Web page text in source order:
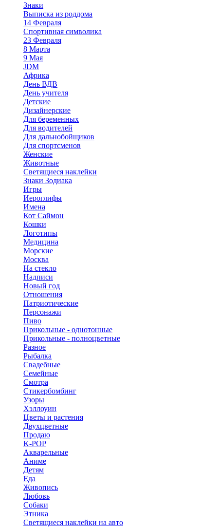
Знаки
Выписка из роддома
14 Февраля
Спортивная символика
23 Февраля
8 Марта
9 Мая
JDM
Африка
День ВДВ
День учителя
Детские
Дизайнерские
Для беременных
Для водителей
Для дальнобойщиков
Для спортсменов
Женские
Животные
Светящиеся наклейки
Знаки Зодиака
Игры
Иероглифы
Имена
Кот Саймон
Кошки
Логотипы
Медицина
Морские
Москва
На стекло
Надписи
Новый год
Отношения
Патриотические
Персонажи
Пиво
Прикольные - однотонные
Прикольные - полноцветные
Разное
Рыбалка
Свадебные
Семейные
Смотра
Стикербомбинг
Узоры
Хэллоуин
Цветы и растения
Двухцветные
Продаю
K-POP
Акварельные
Аниме
Детям
Еда
Живопись
Любовь
Собаки
Этника
Светящиеся наклейки на авто